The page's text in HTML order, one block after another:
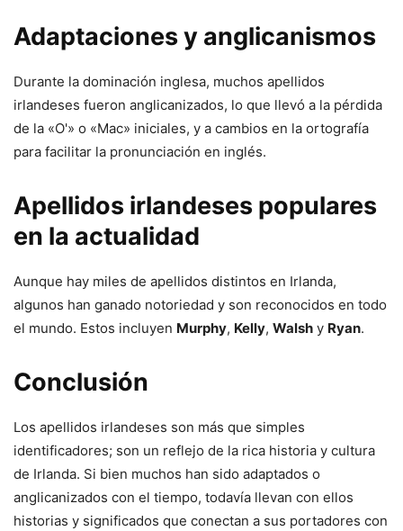
Adaptaciones y anglicanismos
Durante la dominación inglesa, muchos apellidos
irlandeses fueron anglicanizados, lo que llevó a la pérdida
de la «O'» o «Mac» iniciales, y a cambios en la ortografía
para facilitar la pronunciación en inglés.
Apellidos irlandeses populares
en la actualidad
Aunque hay miles de apellidos distintos en Irlanda,
algunos han ganado notoriedad y son reconocidos en todo
el mundo. Estos incluyen Murphy, Kelly, Walsh y Ryan.
Conclusión
Los apellidos irlandeses son más que simples
identificadores; son un reflejo de la rica historia y cultura
de Irlanda. Si bien muchos han sido adaptados o
anglicanizados con el tiempo, todavía llevan con ellos
historias y significados que conectan a sus portadores con